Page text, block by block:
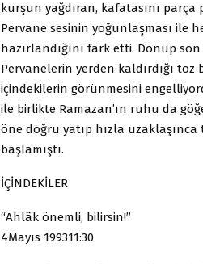
kurşun yağdıran, kafatasını parça
Pervane sesinin yoğunlaşması ile
hazırlandığını fark etti. Dönüp
Pervanelerin yerden kaldırdığı
içindekilerin görünmesini
ile birlikte Ramazan’ın ruhu da
öne doğru yatıp hızla uzaklaşınca
başlamıştı.
İÇİNDEKİLER
“Ahlâk önemli, bilirsin!”
4Mayıs 199311:30